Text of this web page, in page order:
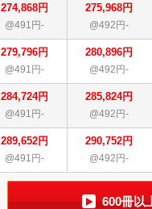
274,868円
@491円-
275,968円
@492円-
279,796円
@491円-
280,896円
@492円-
284,724円
@491円-
285,824円
@492円-
289,652円
@491円-
290,752円
@492円-
600冊以